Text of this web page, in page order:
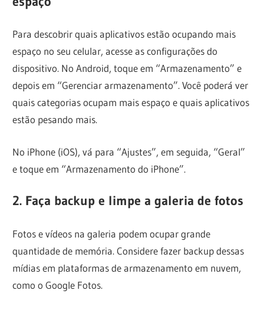
Para descobrir quais aplicativos estão ocupando mais
espaço no seu celular, acesse as configurações do
dispositivo. No Android, toque em “Armazenamento” e
depois em “Gerenciar armazenamento”. Você poderá ver
quais categorias ocupam mais espaço e quais aplicativos
estão pesando mais.
No iPhone (iOS), vá para “Ajustes”, em seguida, “Geral”
e toque em “Armazenamento do iPhone”.
2. Faça backup e limpe a galeria de fotos
Fotos e vídeos na galeria podem ocupar grande
quantidade de memória. Considere fazer backup dessas
mídias em plataformas de armazenamento em nuvem,
como o Google Fotos.